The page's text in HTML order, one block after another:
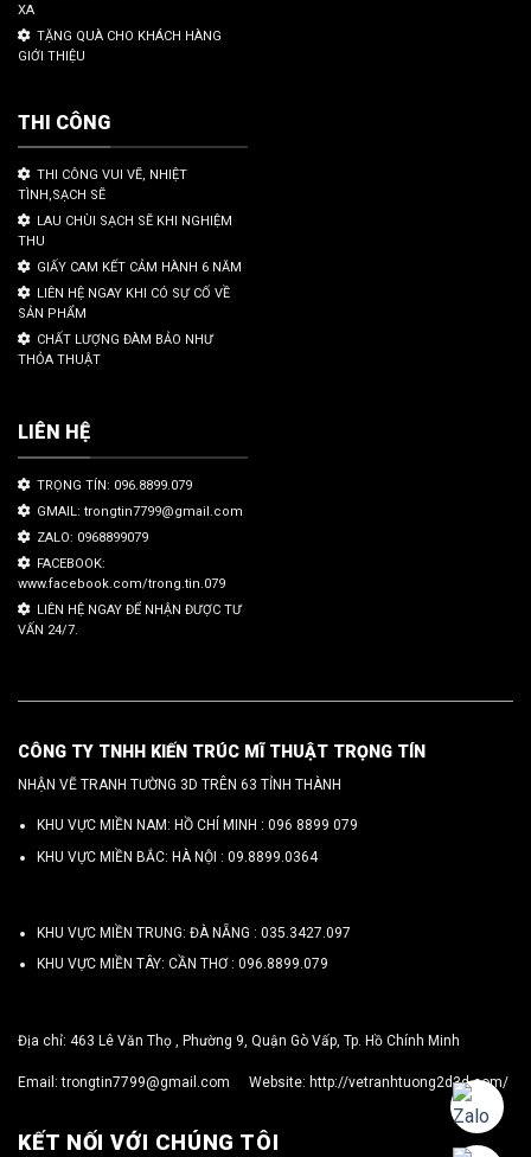
XA
TẶNG QUÀ CHO KHÁCH HÀNG
GIỚI THIỆU
THI CÔNG
THI CÔNG VUI VẼ, NHIỆT
TÌNH,SẠCH SẼ
LAU CHÙI SẠCH SẼ KHI NGHIỆM
THU
GIẤY CAM KẾT CẢM HÀNH 6 NĂM
LIÊN HỆ NGAY KHI CÓ SỰ CỐ VỀ
SẢN PHẨM
CHẤT LƯỢNG ĐÀM BẢO NHƯ
THỎA THUẬT
LIÊN HỆ
TRỌNG TÍN: 096.8899.079
GMAIL: trongtin7799@gmail.com
ZALO: 0968899079
FACEBOOK:
www.facebook.com/trong.tin.079
LIÊN HỆ NGAY ĐỂ NHẬN ĐƯỢC TƯ
VẤN 24/7.
CÔNG TY TNHH KIẾN TRÚC MĨ THUẬT TRỌNG TÍN
NHẬN VẼ TRANH TƯỜNG 3D TRÊN 63 TỈNH THÀNH
KHU VỰC MIỀN NAM: HỒ CHÍ MINH : 096 8899 079
KHU VỰC MIỀN BẮC: HÀ NỘI : 09.8899.0364
KHU VỰC MIỀN TRUNG: ĐÀ NẴNG : 035.3427.097
KHU VỰC MIỀN TÂY: CẦN THƠ : 096.8899.079
Địa chỉ: 463 Lê Văn Thọ , Phường 9, Quận Gò Vấp, Tp. Hồ Chính Minh
Email:trongtin7799@gmail.com Website: http://vetranhtuong2d3d.com/
KẾT NỐI VỚI CHÚNG TÔI